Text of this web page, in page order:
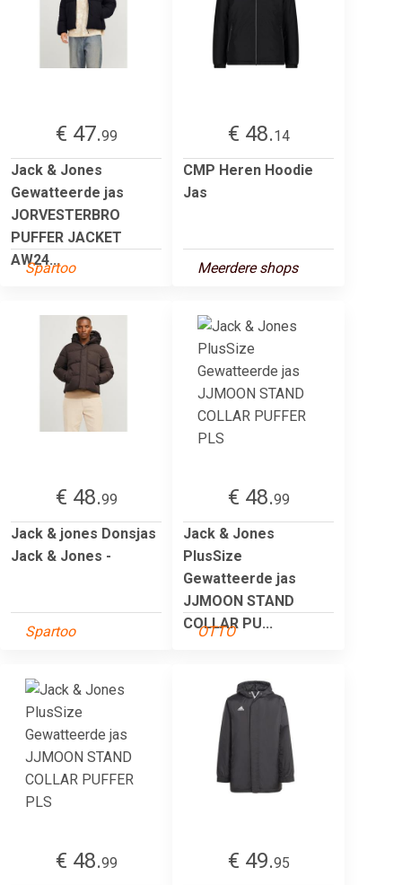
€ 47.99
Jack & Jones
Gewatteerde jas
JORVESTERBRO
PUFFER JACKET
AW24...
Spartoo
€ 48.14
CMP Heren Hoodie
Jas
Meerdere shops
€ 48.99
Jack & jones Donsjas
Jack & Jones -
Spartoo
€ 48.99
Jack & Jones
PlusSize
Gewatteerde jas
JJMOON STAND
COLLAR PU...
OTTO
€ 48.99
€ 49.95